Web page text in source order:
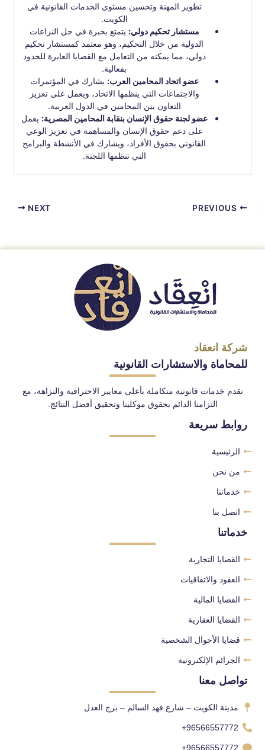
تطوير المهنة وتحسين مستوى الخدمات القانونية في
الكويت.
مستشار تحكيم دولي: يتمتع بخبرة في حل النزاعات
الدولية من خلال التحكيم، وهو معتمد كمستشار تحكيم
دولي، مما يمكنه من التعامل مع القضايا العابرة للحدود
بفعالية.
عضو اتحاد المحامين العرب: يشارك في المؤتمرات
والاجتماعات التي ينظمها الاتحاد، ويعمل على تعزيز
التعاون بين المحامين في الدول العربية.
عضو لجنة حقوق الإنسان بنقابة المحامين المصرية: يعمل
على دعم حقوق الإنسان والمساهمة في تعزيز الوعي
القانوني بحقوق الأفراد، ويشارك في الأنشطة والبرامج
التي تنظمها اللجنة.
NEXT
شركة انعقاد
للمحاماة والاستشارات القانونية
نقدم خدمات قانونية متكاملة بأعلى معايير الاحترافية والنزاهة، مع
التزامنا الدائم بحقوق موكلينا وتحقيق أفضل النتائج.
روابط سريعة
الرئيسية
من نحن
خدماتنا
اتصل بنا
خدماتنا
القضايا التجارية
العقود والاتفاقيات
القضايا المالية
القضايا العقارية
قضايا الأحوال الشخصية
الجرائم الإلكترونية
تواصل معنا
مدينة الكويت – شارع فهد السالم – برج العدل
96566557772+
96566557772+